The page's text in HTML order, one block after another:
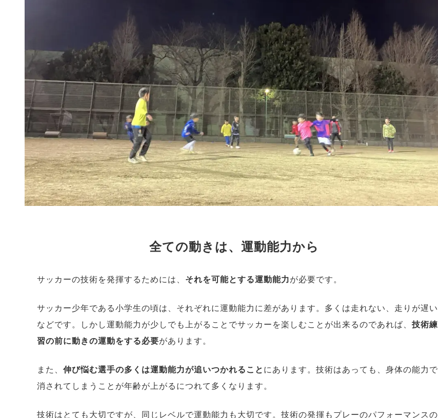
全ての動きは、運動能力から
サッカーの技術を発揮するためには、 それを可能とする運動能力が必要です。
サッカー少年である小学生の頃は、それぞれに運動能力に差があります。多くは走れない、走りが遅い
などです。しかし運動能力が少しでも上がることでサッカーを楽しむことが出来るのであれば、 技術練
習の前に動きの運動をする必要があります。
また、 伸び悩む選手の多くは運動能力が追いつかれること にあります。技術はあっても、身体の能力で
消されてしまうことが年齢が上がるにつれて多くなります。
技術はとても大切ですが、同じレベルで運動能力も大切です。技術の発揮もプレーのパフォーマンスの